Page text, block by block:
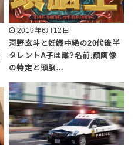
2019年6月12日
河野玄斗と妊娠中絶の20代後半
タレントA子は誰?名前,顔画像
の特定と頭脳…